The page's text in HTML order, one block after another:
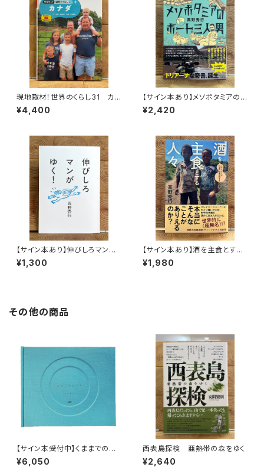
現地取材！世界のくらし31 カナ
ダ
¥4,400
【サイン本あり】メソポタミアの
ボート三人男
¥2,420
【サイン本あり】伸びしろマンが
ゆく！
¥1,300
【サイン本あり】酒を主食とする
人々 エチオピアの科学的秘境
を旅する
¥1,980
その他の商品
【サイン本受付中】くままでのお
さらい〈特装新版〉
¥6,050
西表島探検 亜熱帯の森をゆく
¥2,640